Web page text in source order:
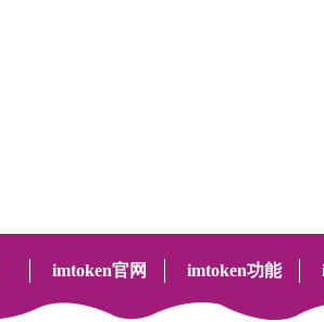
imtoken官网 imtoken功能